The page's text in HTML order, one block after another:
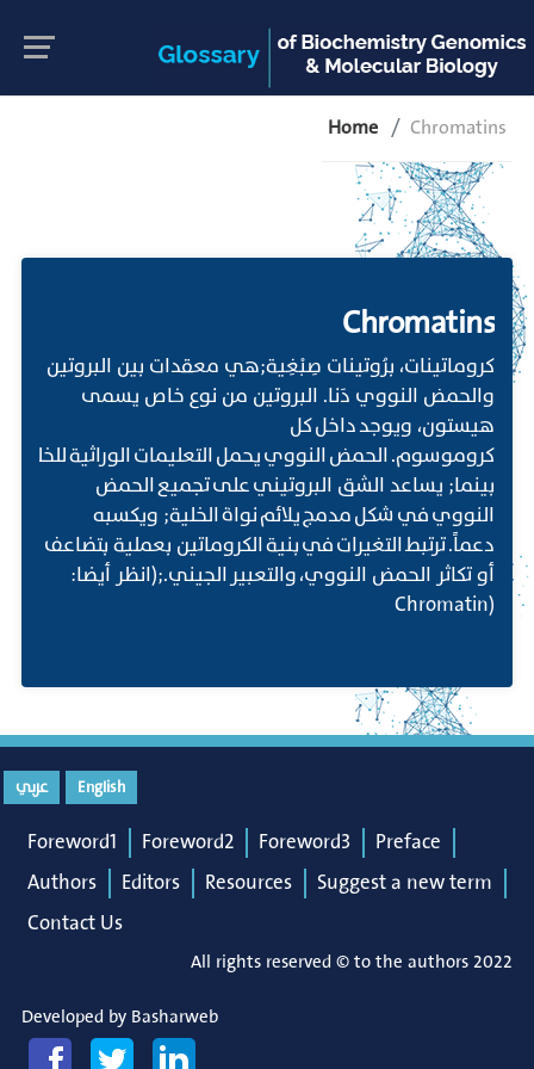
Home Chromatins
Chromatins
كروماتينات، برُوتينات صِبْغِية;هي معقدات بين البروتين
والحمض النووي دَنا. البروتين من نوع خاص يسمى
هيستون، ويوجد داخل كل
كروموسوم. الحمض النووي يحمل التعليمات الوراثية للخلية
بينما; يساعد الشق البروتيني على تجميع الحمض
النووي في شكل مدمج يلائم نواة الخلية; ويكسبه
دعماً. ترتبط التغيرات في بنية الكروماتين بعملية بتضاعف
أو تكاثر الحمض النووي، والتعبير الجيني.;(انظر أيضا:
(Chromatin
English عربي
Foreword1 Foreword2 Foreword3
Preface
Authors
Editors Resources
Suggest a new term
Contact Us
All rights reserved © to the authors 2022
Developed by Basharweb